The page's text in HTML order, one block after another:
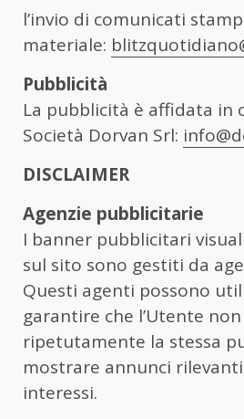
l’invio di comunicati
materiale:
Pubblicità
La pubblicità è affidata in
Società Dorvan Srl:
DISCLAIMER
Agenzie pubblicitarie
I banner pubblicitari
sul sito sono gestiti da
Questi agenti possono
garantire che l’Utente
ripetutamente la stessa
mostrare annunci
interessi.